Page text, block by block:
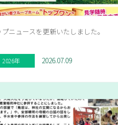
プニュースを更新いたしました。
2026年 2026.07.09